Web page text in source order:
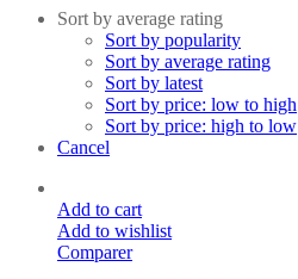
Sort by average rating
Sort by popularity
Sort by average rating
Sort by latest
Sort by price: low to high
Sort by price: high to low
Cancel
Add to cart
Add to wishlist
Comparer